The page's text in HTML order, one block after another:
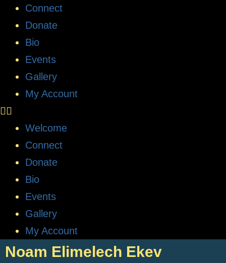
Connect
Donate
Bio
Events
Gallery
My Account
Welcome
Connect
Donate
Bio
Events
Gallery
My Account
Noam Elimelech Ekev